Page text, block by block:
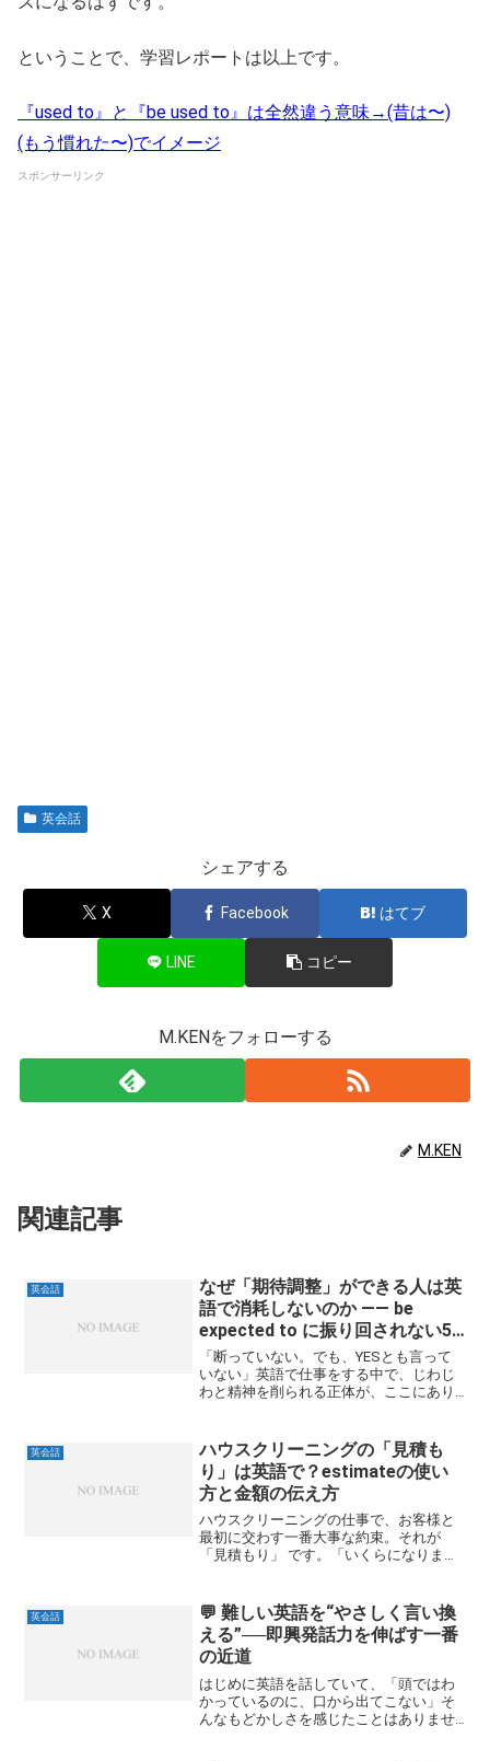
ということで、学習レポートは以上です。
『used to』と『be used to』は全然違う意味→(昔は〜)
(もう慣れた〜)でイメージ
スポンサーリンク
英会話
シェアする
X Facebook はてブ
LINE コピー
M.KENをフォローする
M.KEN
関連記事
英会話
なぜ「期待調整」ができる人は英
語で消耗しないのか ―― be
expected to に振り回されない5
つの英語フレーズ
「断っていない。でも、YESとも言って
いない」英語で仕事をする中で、じわじ
わと精神を削られる正体が、ここにあり
がある人は、決して少なくないはずで
す。「期待」という名の無...
英会話
ハウスクリーニングの「見積も
り」は英語で？estimateの使い
方と金額の伝え方
ハウスクリーニングの仕事で、お客様と
最初に交わす一番大事な約束。それが
「見積もり」 です。「いくらになります
ってしまうと、本当はプロなのに 自信が
ない人のように見えて...
英会話
💬 難しい英語を“やさしく言い換
える”──即興発話力を伸ばす一番
の近道
はじめに英語を話していて、「頭ではわ
かっているのに、口から出てこない」そ
んなもどかしさを感じたことはありませ